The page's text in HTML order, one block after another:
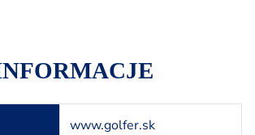
www.golfer.sk